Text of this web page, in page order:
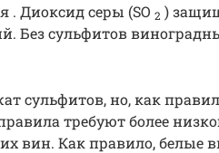
. Диоксид серы (SO 2 )
Без сульфитов
сульфитов, но, как
требуют более
вин. Как правило, белые